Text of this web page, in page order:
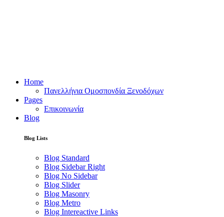
Home
Πανελλήνια Ομοσπονδία Ξενοδόχων
Pages
Επικοινωνία
Blog
Blog Lists
Blog Standard
Blog Sidebar Right
Blog No Sidebar
Blog Slider
Blog Masonry
Blog Metro
Blog Intereactive Links